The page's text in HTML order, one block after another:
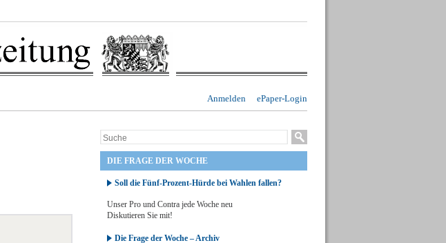
ePaper-Login
Anmelden
DIE FRAGE DER WOCHE
Soll die Fünf-Prozent-Hürde bei Wahlen fallen?
Unser Pro und Contra jede Woche neu
Diskutieren Sie mit!
Die Frage der Woche – Archiv